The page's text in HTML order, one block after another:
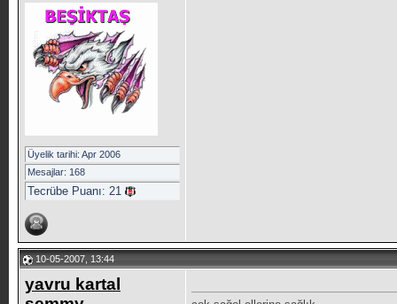
Üyelik tarihi: Apr 2006
Mesajlar: 168
Tecrübe Puanı: 21
10-05-2007, 13:44
yavru kartal